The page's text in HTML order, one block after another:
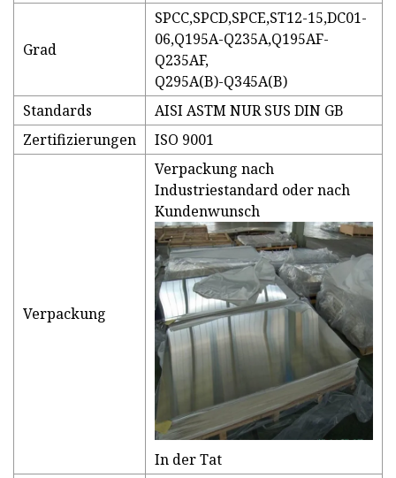
Grad
SPCC,SPCD,SPCE,ST12-15,DC01-
06,Q195A-Q235A,Q195AF-
Q235AF,
Q295A(B)-Q345A(B)
Standards
AISI ASTM NUR SUS DIN GB
Zertifizierungen
ISO 9001
Verpackung
Verpackung nach
Industriestandard oder nach
Kundenwunsch
In der Tat